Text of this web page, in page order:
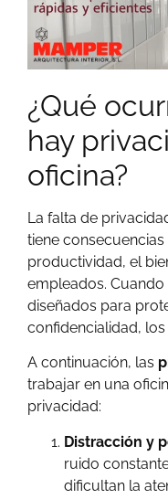
¿Qué
hay
oficina?
La falta de
tiene
productividad, el
empleados.
diseñados para
confidencialidad,
A continuación, las
trabajar en una
privacidad:
Distracción y
ruido
dificultan la